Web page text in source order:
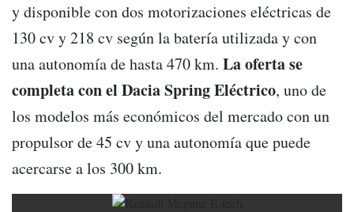
y disponible con dos motorizaciones eléctricas de
130 cv y 218 cv según la batería utilizada y con
una autonomía de hasta 470 km. La oferta se
completa con el Dacia Spring Eléctrico, uno de
los modelos más económicos del mercado con un
propulsor de 45 cv y una autonomía que puede
acercarse a los 300 km.